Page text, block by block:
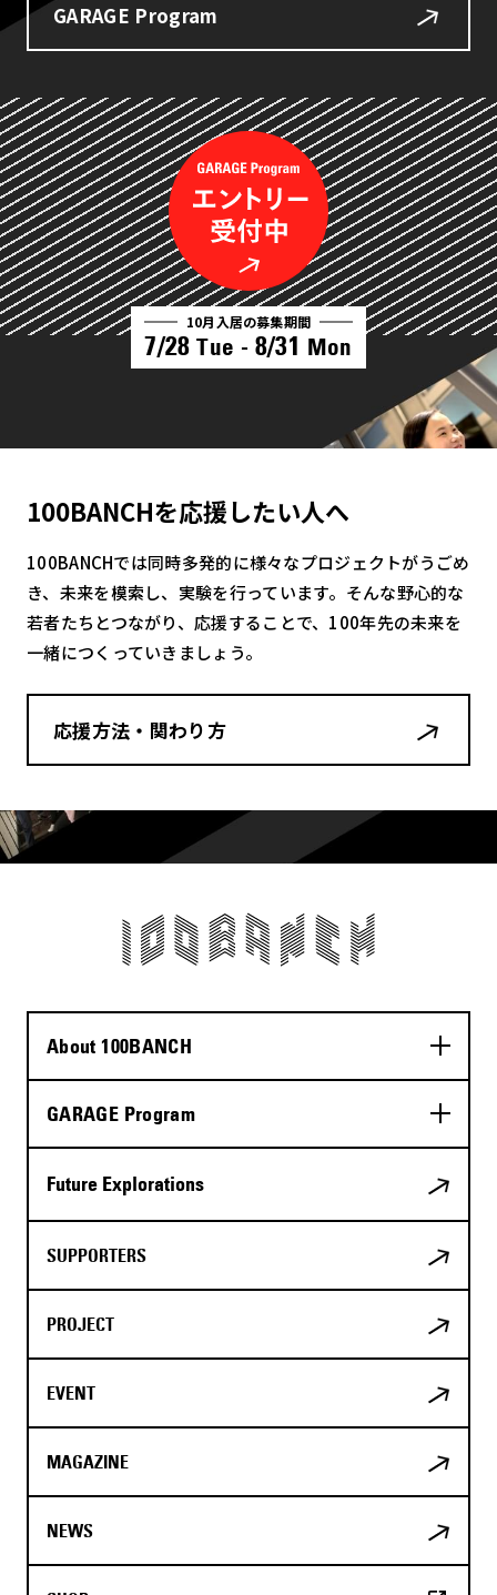
GARAGE Program
10月入居の募集期間
7/28 Tue - 8/31 Mon
100BANCHを応援したい人へ
100BANCHでは同時多発的に様々なプロジェクトがうごめ
き、未来を模索し、実験を行っています。そんな野心的な
若者たちとつながり、応援することで、100年先の未来を
一緒につくっていきましょう。
応援方法・関わり方
About 100BANCH
GARAGE Program
Future Explorations
SUPPORTERS
PROJECT
EVENT
MAGAZINE
NEWS